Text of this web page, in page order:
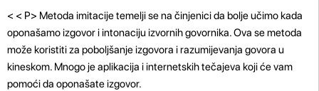
< < P> Metoda imitacije temelji se na činjenici da bolje učimo kada
oponašamo izgovor i intonaciju izvornih govornika. Ova se metoda
može koristiti za poboljšanje izgovora i razumijevanja govora u
kineskom. Mnogo je aplikacija i internetskih tečajeva koji će vam
pomoći da oponašate izgovor.